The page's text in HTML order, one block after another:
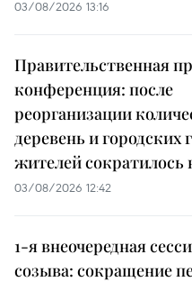
03/08/2026 13:16
Правительственная
конференция: после
реорганизации
деревень и городских
жителей сократилось
03/08/2026 12:42
1-я внеочередная
созыва: сокращение